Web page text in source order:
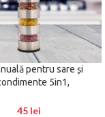
pentru sare și
5in1,
45 lei